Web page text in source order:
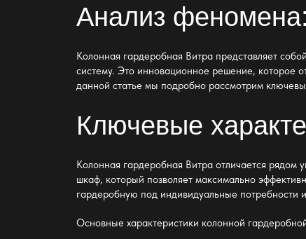
Анализ
Колонная гардеробная Витра представляет
систему. Это инновационное решение, которое
данной статье мы подробно рассмотрим
Ключевые
Колонная гардеробная Витра отличается рядом
шкаф, который позволяет максимально
гардеробную под индивидуальные потребности
Основные характеристики колонной